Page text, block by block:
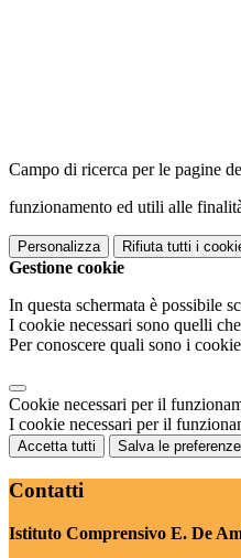
Campo di ricerca per le pagine
funzionamento ed utili alle
Personalizza Rifiuta tutti i
Gestione cookie
In questa schermata è possibile
I cookie necessari sono quelli
Per conoscere quali sono i
Cookie necessari per il
I cookie necessari per il
Accetta tutti Salva le preferenze
Contatti
Istituto Comprensivo E. De